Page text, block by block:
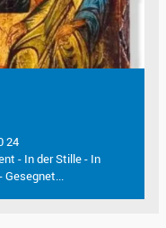
24
- In der Stille - In
Gesegnet...